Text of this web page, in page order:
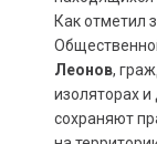
Как отметил
Леонов,
изоляторах
сохраняют